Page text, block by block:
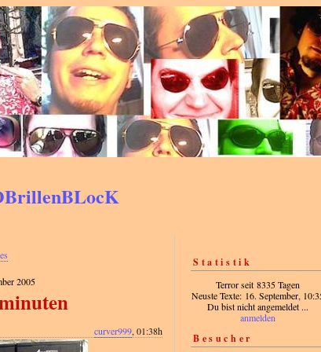
2005
curver999, 01:38h
Statistik
Terror seit 8335 Tagen
Neuste Texte: 16. September,
Du bist nicht angemeldet ...
anmelden
Besucher